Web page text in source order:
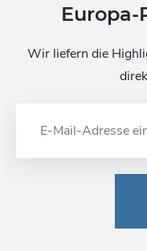
Wir liefern die